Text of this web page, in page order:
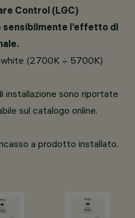
Control (LGC)
l’effetto di
white (2700K ÷ 5700K)
installazione sono riportate
sul catalogo online.
a prodotto installato.